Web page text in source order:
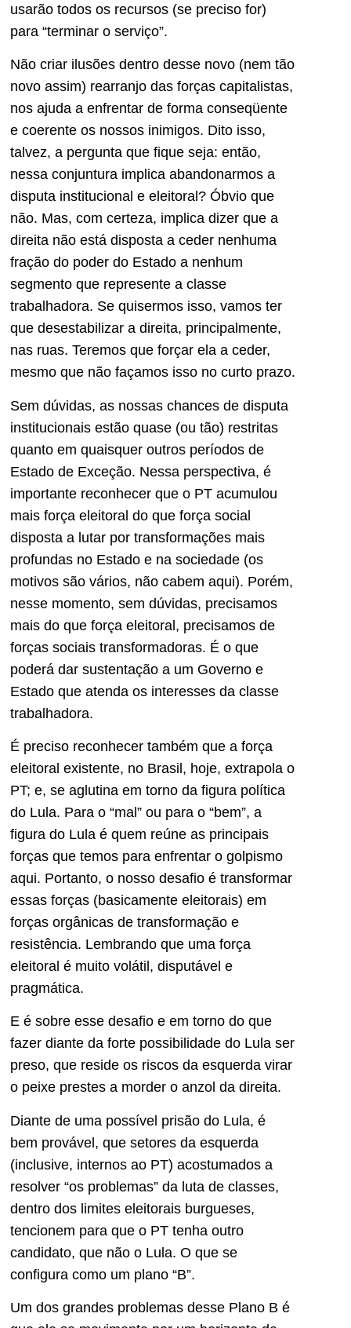
usarão todos os recursos (se preciso for)
para “terminar o serviço”.
Não criar ilusões dentro desse novo (nem tão
novo assim) rearranjo das forças capitalistas,
nos ajuda a enfrentar de forma conseqüente
e coerente os nossos inimigos. Dito isso,
talvez, a pergunta que fique seja: então,
nessa conjuntura implica abandonarmos a
disputa institucional e eleitoral? Óbvio que
não. Mas, com certeza, implica dizer que a
direita não está disposta a ceder nenhuma
fração do poder do Estado a nenhum
segmento que represente a classe
trabalhadora. Se quisermos isso, vamos ter
que desestabilizar a direita, principalmente,
nas ruas. Teremos que forçar ela a ceder,
mesmo que não façamos isso no curto prazo.
Sem dúvidas, as nossas chances de disputa
institucionais estão quase (ou tão) restritas
quanto em quaisquer outros períodos de
Estado de Exceção. Nessa perspectiva, é
importante reconhecer que o PT acumulou
mais força eleitoral do que força social
disposta a lutar por transformações mais
profundas no Estado e na sociedade (os
motivos são vários, não cabem aqui). Porém,
nesse momento, sem dúvidas, precisamos
mais do que força eleitoral, precisamos de
forças sociais transformadoras. É o que
poderá dar sustentação a um Governo e
Estado que atenda os interesses da classe
trabalhadora.
É preciso reconhecer também que a força
eleitoral existente, no Brasil, hoje, extrapola o
PT; e, se aglutina em torno da figura política
do Lula. Para o “mal” ou para o “bem”, a
figura do Lula é quem reúne as principais
forças que temos para enfrentar o golpismo
aqui. Portanto, o nosso desafio é transformar
essas forças (basicamente eleitorais) em
forças orgânicas de transformação e
resistência. Lembrando que uma força
eleitoral é muito volátil, disputável e
pragmática.
E é sobre esse desafio e em torno do que
fazer diante da forte possibilidade do Lula ser
preso, que reside os riscos da esquerda virar
o peixe prestes a morder o anzol da direita.
Diante de uma possível prisão do Lula, é
bem provável, que setores da esquerda
(inclusive, internos ao PT) acostumados a
resolver “os problemas” da luta de classes,
dentro dos limites eleitorais burgueses,
tencionem para que o PT tenha outro
candidato, que não o Lula. O que se
configura como um plano “B”.
Um dos grandes problemas desse Plano B é